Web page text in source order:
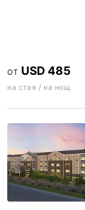
ОТ USD 485
на стая / на нощ